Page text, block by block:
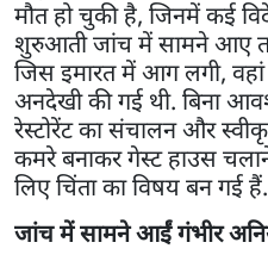
मौत हो चुकी है, जिनमें कई
शुरुआती जांच में सामने आए
जिस इमारत में आग लगी, वहां
अनदेखी की गई थी. बिना
रेस्टोरेंट का संचालन और
कमरे बनाकर गेस्ट हाउस
लिए चिंता का विषय बन गई हैं.
जांच में सामने आईं गंभीर